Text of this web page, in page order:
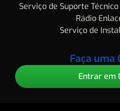
Serviço de Suporte
Rádio
Serviço de
Faça uma
Entrar em